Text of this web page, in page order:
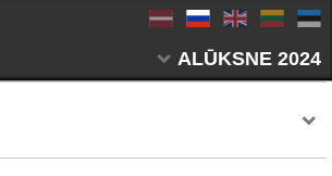
ALŪKSNE 2024